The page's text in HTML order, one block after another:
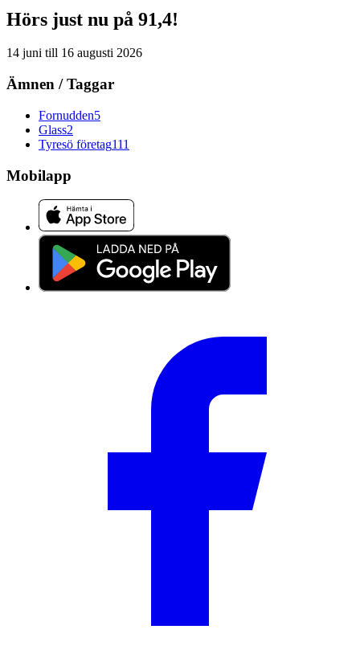
Hörs just nu på 91,4!
14 juni till 16 augusti 2026
Ämnen / Taggar
Fornudden5
Glass2
Tyresö företag111
Mobilapp